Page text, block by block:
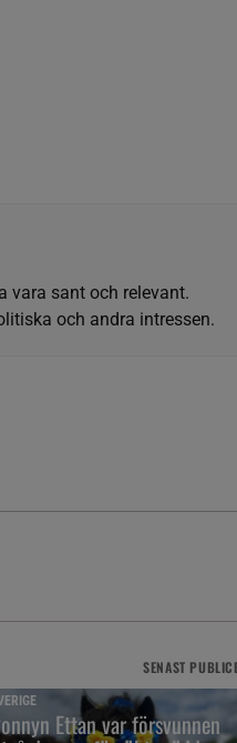
vara sant och relevant.
och andra intressen.
SENAST
Ettan var försvunnen